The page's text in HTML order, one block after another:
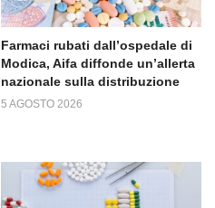
Farmaci rubati dall’ospedale di
Modica, Aifa diffonde un’allerta
nazionale sulla distribuzione
5 AGOSTO 2026